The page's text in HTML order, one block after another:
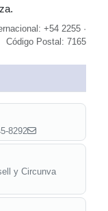
+54 2255 ·
Código Postal: 7165
8292
y Circunva